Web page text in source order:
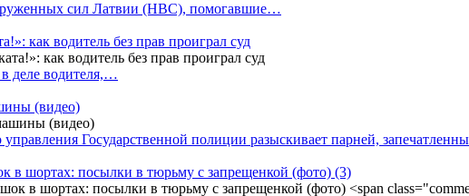
сил Латвии (НВС), помогавшие…
как водитель без прав проиграл суд
деле водителя,…
(видео)
Государственной полиции разыскивает парней,
в шортах: посылки в тюрьму с запрещенкой (фото) (3)